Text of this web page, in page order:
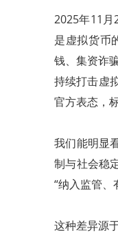
2025年11月
是虚拟货币
钱、集资诈
持续打击虚
官方表态，
我们能明显
制与社会稳
“纳入监管、
这种差异源